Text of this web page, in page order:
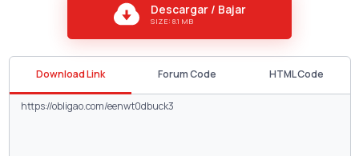
Descargar / Bajar
SIZE: 8.1 MB
Download Link Forum Code HTML Code